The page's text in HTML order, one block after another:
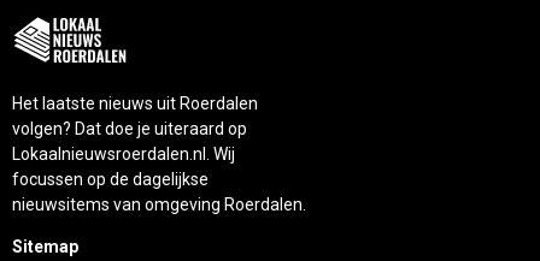
Het laatste nieuws uit Roerdalen
volgen? Dat doe je uiteraard op
Lokaalnieuwsroerdalen.nl. Wij
focussen op de dagelijkse
nieuwsitems van omgeving Roerdalen.
Sitemap